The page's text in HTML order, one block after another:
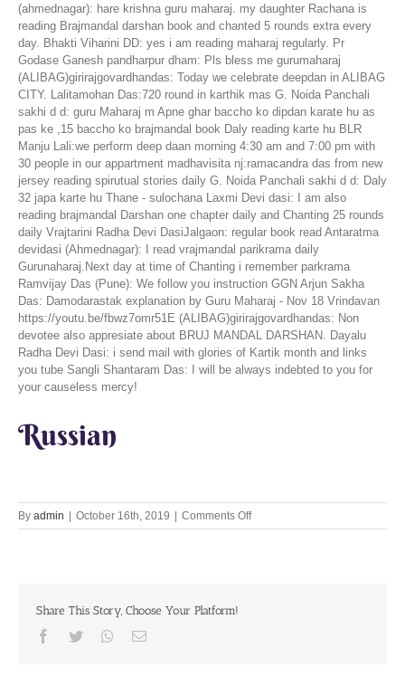
(ahmednagar): hare krishna guru maharaj. my daughter Rachana is
reading Brajmandal darshan book and chanted 5 rounds extra every
day. Bhakti Viharini DD: yes i am reading maharaj regularly. Pr
Godase Ganesh pandharpur dham: Pls bless me gurumaharaj
(ALIBAG)girirajgovardhandas: Today we celebrate deepdan in ALIBAG
CITY. Lalitamohan Das:720 round in karthik mas G. Noida Panchali
sakhi d d: guru Maharaj m Apne ghar baccho ko dipdan karate hu as
pas ke ,15 baccho ko brajmandal book Daly reading karte hu BLR
Manju Lali:we perform deep daan morning 4:30 am and 7:00 pm with
30 people in our appartment madhavisita nj:ramacandra das from new
jersey reading spirutual stories daily G. Noida Panchali sakhi d d: Daly
32 japa karte hu Thane - sulochana Laxmi Devi dasi: I am also
reading brajmandal Darshan one chapter daily and Chanting 25 rounds
daily Vrajtarini Radha Devi DasiJalgaon: regular book read Antaratma
devidasi (Ahmednagar): I read vrajmandal parikrama daily
Gurunaharaj.Next day at time of Chanting i remember parkrama
Ramvijay Das (Pune): We follow you instruction GGN Arjun Sakha
Das: Damodarastak explanation by Guru Maharaj - Nov 18 Vrindavan
https://youtu.be/fbwz7omr51E (ALIBAG)girirajgovardhandas: Non
devotee also appresiate about BRUJ MANDAL DARSHAN. Dayalu
Radha Devi Dasi: i send mail with glories of Kartik month and links
you tube Sangli Shantaram Das: I will be always indebted to you for
your causeless mercy!
Russian
By admin | October 16th, 2019 | Comments Offon
Let’s
Share This Story, Choose Your Platform!
Facebook
Twitter Whatsapp
Email